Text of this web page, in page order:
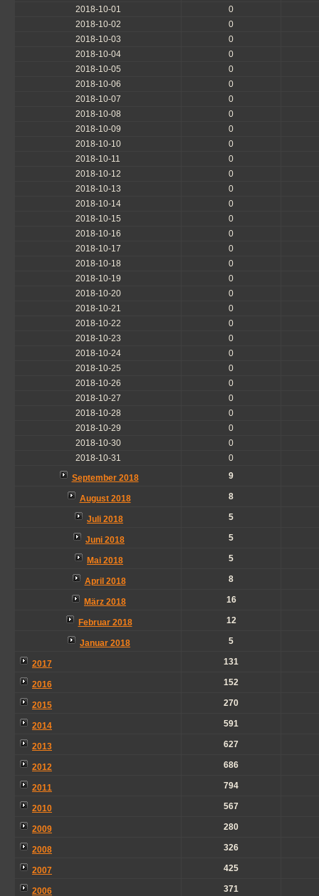
2018-10-01
0
2018-10-02
0
2018-10-03
0
2018-10-04
0
2018-10-05
0
2018-10-06
0
2018-10-07
0
2018-10-08
0
2018-10-09
0
2018-10-10
0
2018-10-11
0
2018-10-12
0
2018-10-13
0
2018-10-14
0
2018-10-15
0
2018-10-16
0
2018-10-17
0
2018-10-18
0
2018-10-19
0
2018-10-20
0
2018-10-21
0
2018-10-22
0
2018-10-23
0
2018-10-24
0
2018-10-25
0
2018-10-26
0
2018-10-27
0
2018-10-28
0
2018-10-29
0
2018-10-30
0
2018-10-31
0
September 2018
9
August 2018 8
Juli 2018 5
Juni 2018 5
Mai 2018 5
April 2018 8
März 2018 16
Februar 2018 12
Januar 2018 5
2017 131
2016 152
2015 270
2014 591
2013 627
2012 686
2011 794
2010 567
2009 280
2008 326
2007 425
2006 371